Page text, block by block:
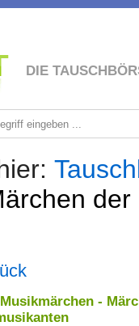
DIE
-